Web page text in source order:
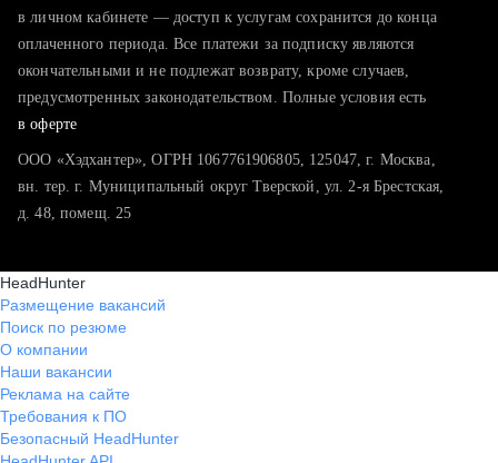
в личном кабинете — доступ к услугам сохранится до конца
оплаченного периода. Все платежи за подписку являются
окончательными и не подлежат возврату, кроме случаев,
предусмотренных законодательством. Полные условия есть
в оферте
ООО «Хэдхантер», ОГРН 1067761906805, 125047, г. Москва,
вн. тер. г. Муниципальный округ Тверской, ул. 2-я Брестская,
д. 48, помещ. 25
HeadHunter
Размещение вакансий
Поиск по резюме
О компании
Наши вакансии
Реклама на сайте
Требования к ПО
Безопасный HeadHunter